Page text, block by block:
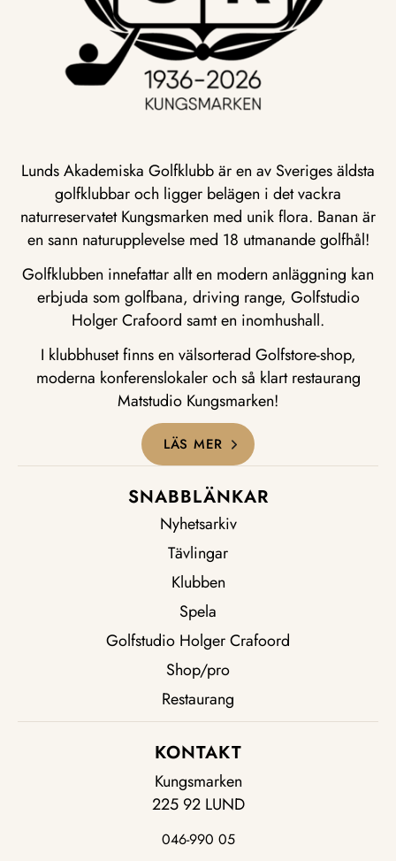
Lunds Akademiska Golfklubb är en av Sveriges äldsta
golfklubbar och ligger belägen i det vackra
naturreservatet Kungsmarken med unik flora. Banan är
en sann naturupplevelse med 18 utmanande golfhål!
Golfklubben innefattar allt en modern anläggning kan
erbjuda som golfbana, driving range, Golfstudio
Holger Crafoord samt en inomhushall.
I klubbhuset finns en välsorterad Golfstore-shop,
moderna konferenslokaler och så klart restaurang
Matstudio Kungsmarken!
LÄS MER
SNABBLÄNKAR
Nyhetsarkiv
Tävlingar
Klubben
Spela
Golfstudio Holger Crafoord
Shop/pro
Restaurang
KONTAKT
Kungsmarken
225 92 LUND
046-990 05